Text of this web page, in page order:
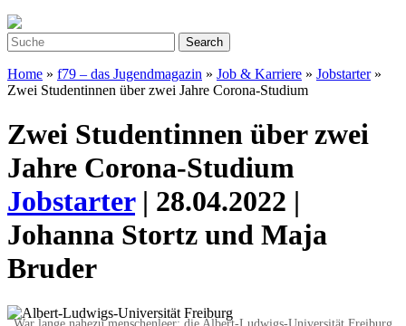
Home » f79 – das Jugendmagazin » Job & Karriere » Jobstarter»
Zwei Studentinnen über zwei Jahre Corona-Studium
Zwei Studentinnen über zwei
Jahre Corona-Studium
Jobstarter| 28.04.2022 |
Johanna Stortz und Maja
Bruder